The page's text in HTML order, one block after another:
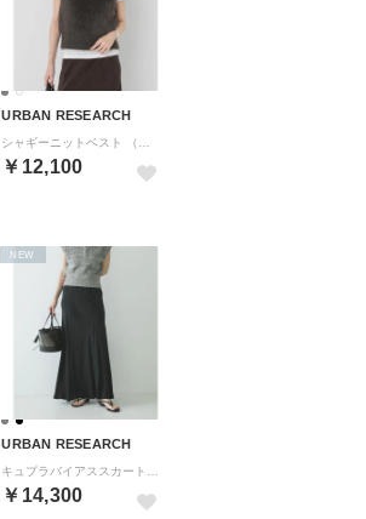
URBAN RESEARCH
￥12,100
URBAN RESEARCH
￥14,300
NEW